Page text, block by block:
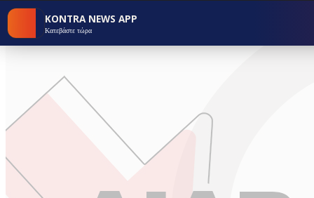
KONTRA NEWS APP
Κατεβάστε τώρα